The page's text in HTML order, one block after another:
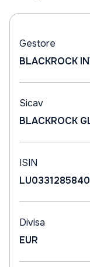
Gestore
BLACKROCK
Sicav
BLACKROCK
ISIN
LU0331285840
Divisa
EUR